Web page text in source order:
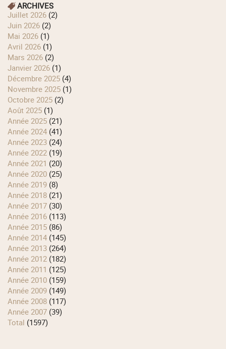
ARCHIVES
juillet 2026 (2)
juin 2026 (2)
mai 2026 (1)
avril 2026 (1)
mars 2026 (2)
janvier 2026 (1)
décembre 2025 (4)
novembre 2025 (1)
octobre 2025 (2)
août 2025 (1)
année 2025 (21)
année 2024 (41)
année 2023 (24)
année 2022 (19)
année 2021 (20)
année 2020 (25)
année 2019 (8)
année 2018 (21)
année 2017 (30)
année 2016 (113)
année 2015 (86)
année 2014 (145)
année 2013 (264)
année 2012 (182)
année 2011 (125)
année 2010 (159)
année 2009 (149)
année 2008 (117)
année 2007 (39)
total (1597)